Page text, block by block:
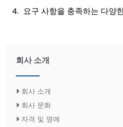
요구 사항을 충족하는 다양
회사 소개
회사 소개
회사 문화
자격 및 명예